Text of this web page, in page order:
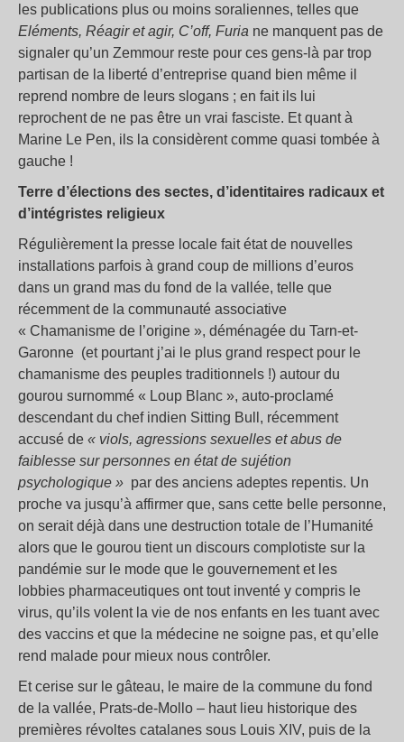
les publications plus ou moins soraliennes, telles que
Eléments, Réagir et agir, C’off, Furia ne manquent pas de
signaler qu’un Zemmour reste pour ces gens-là par trop
partisan de la liberté d’entreprise quand bien même il
reprend nombre de leurs slogans ; en fait ils lui
reprochent de ne pas être un vrai fasciste. Et quant à
Marine Le Pen, ils la considèrent comme quasi tombée à
gauche !
Terre d’élections des sectes, d’identitaires radicaux et
d’intégristes religieux
Régulièrement la presse locale fait état de nouvelles
installations parfois à grand coup de millions d’euros
dans un grand mas du fond de la vallée, telle que
récemment de la communauté associative
« Chamanisme de l’origine », déménagée du Tarn-et-
Garonne (et pourtant j’ai le plus grand respect pour le
chamanisme des peuples traditionnels !) autour du
gourou surnommé « Loup Blanc », auto-proclamé
descendant du chef indien Sitting Bull, récemment
accusé de « viols, agressions sexuelles et abus de
faiblesse sur personnes en état de sujétion
psychologique » par des anciens adeptes repentis. Un
proche va jusqu’à affirmer que, sans cette belle personne,
on serait déjà dans une destruction totale de l’Humanité
alors que le gourou tient un discours complotiste sur la
pandémie sur le mode que le gouvernement et les
lobbies pharmaceutiques ont tout inventé y compris le
virus, qu’ils volent la vie de nos enfants en les tuant avec
des vaccins et que la médecine ne soigne pas, et qu’elle
rend malade pour mieux nous contrôler.
Et cerise sur le gâteau, le maire de la commune du fond
de la vallée, Prats-de-Mollo – haut lieu historique des
premières révoltes catalanes sous Louis XIV, puis de la